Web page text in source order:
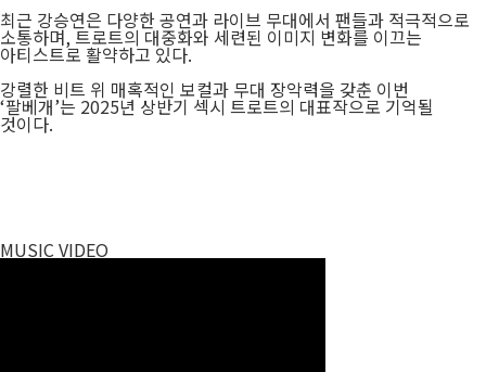
최근 강승연은 다양한 공연과 라이브 무대에서 팬들과 적극적으로
소통하며, 트로트의 대중화와 세련된 이미지 변화를 이끄는
아티스트로 활약하고 있다.
강렬한 비트 위 매혹적인 보컬과 무대 장악력을 갖춘 이번
‘팔베개’는 2025년 상반기 섹시 트로트의 대표작으로 기억될
것이다.
MUSIC VIDEO